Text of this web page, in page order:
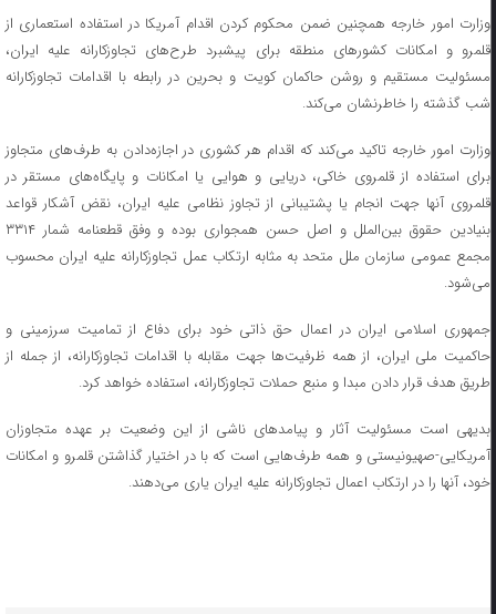
وزارت امور خارجه همچنین ضمن محکوم کردن اقدام آمریکا در استفاده استعماری از
قلمرو و امکانات کشورهای منطقه برای پیشبرد طرح‌های تجاوزکارانه علیه ایران،
مسئولیت مستقیم و روشن حاکمان کویت و بحرین در رابطه با اقدامات تجاوزکارانه
شب گذشته را خاطرنشان می‌کند.
وزارت امور خارجه تاکید می‌کند که اقدام هر کشوری در اجازه‌دادن به طرف‌های متجاوز
برای استفاده از قلمروی خاکی، دریایی و هوایی یا امکانات و پایگاه‌های مستقر در
قلمروی آنها جهت انجام یا پشتیبانی از تجاوز نظامی علیه ایران، نقض آشکار قواعد
بنیادین حقوق بین‌الملل و اصل حسن همجواری بوده و وفق قطعنامه شمار ۳۳۱۴
مجمع عمومی سازمان ملل متحد به مثابه ارتکاب عمل تجاوزکارانه علیه ایران محسوب
می‌شود.
جمهوری اسلامی ایران در اعمال حق ذاتی خود برای دفاع از تمامیت سرزمینی و
حاکمیت ملی ایران، از همه ظرفیت‌ها جهت مقابله با اقدامات تجاوزکارانه، از جمله از
طریق هدف قرار دادن مبدا و منبع حملات تجاوزکارانه، استفاده خواهد کرد.
بدیهی است مسئولیت آثار و پیامدهای ناشی از این وضعیت بر عهده متجاوزان
آمریکایی-صهیونیستی و همه طرف‌هایی است که با در اختیار گذاشتن قلمرو و امکانات
خود، آنها را در ارتکاب اعمال تجاوزکارانه علیه ایران یاری می‌دهند.